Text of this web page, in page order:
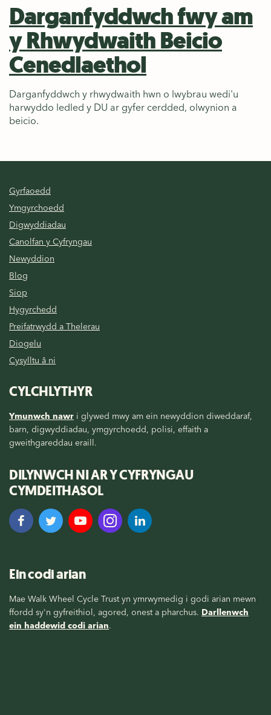
Darganfyddwch fwy am
y Rhwydwaith Beicio
Cenedlaethol
Darganfyddwch y rhwydwaith hwn o lwybrau wedi'u
harwyddo ledled y DU ar gyfer cerdded, olwynion a
beicio.
Gyrfaoedd
Ymgyrchoedd
Digwyddiadau
Canolfan y Cyfryngau
Newyddion
Blog
Siop
Hygyrchedd
Preifatrwydd a Thelerau
Diogelu
Cysylltu â ni
CYLCHLYTHYR
Ymunwch nawr i glywed mwy am ein newyddion diweddaraf,
barn, digwyddiadau, ymgyrchoedd, polisi, effaith a
gweithgareddau eraill.
DILYNWCH NI AR Y CYFRYNGAU
CYMDEITHASOL
Ein codi arian
Mae Walk Wheel Cycle Trust yn ymrwymedig i godi arian mewn
ffordd sy'n gyfreithiol, agored, onest a pharchus. Darllenwch
ein haddewid codi arian.